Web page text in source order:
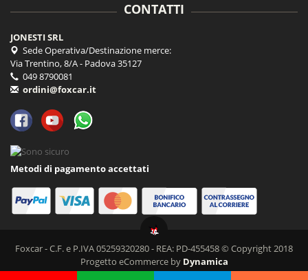
CONTATTI
JONESTI SRL
Sede Operativa/Destinazione merce:
Via Trentino, 8/A - Padova 35127
049 8790081
ordini@foxcar.it
Metodi di pagamento accettati
Foxcar - C.F. e P.IVA 05259320280 - REA: PD-455458 © Copyright 2018
Progetto eCommerce by Dynamica